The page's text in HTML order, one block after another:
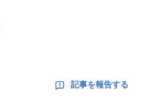
記事を報告する